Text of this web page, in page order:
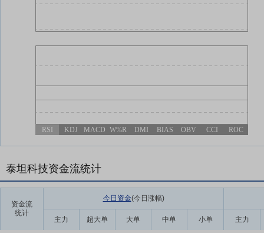
RSI KDJ MACD W%R DMI BIAS OBV CCI ROC
泰坦科技资金流统计
资金流
统计
今日资金(今日涨幅)
主力 超大单 大单 中单 小单 主力